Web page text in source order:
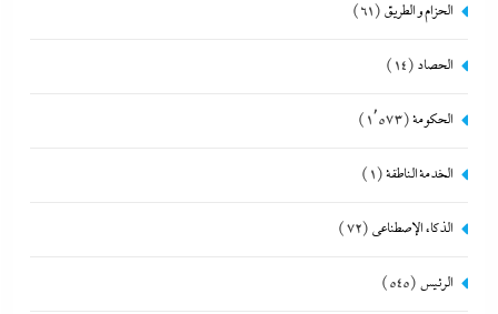
الحزام و الطريق (61)
الحصاد (14)
الحكومة(1٬573)
الخدمة الناطقة(1)
الذكاء الإصطناعي (72)
الرئيس (545)